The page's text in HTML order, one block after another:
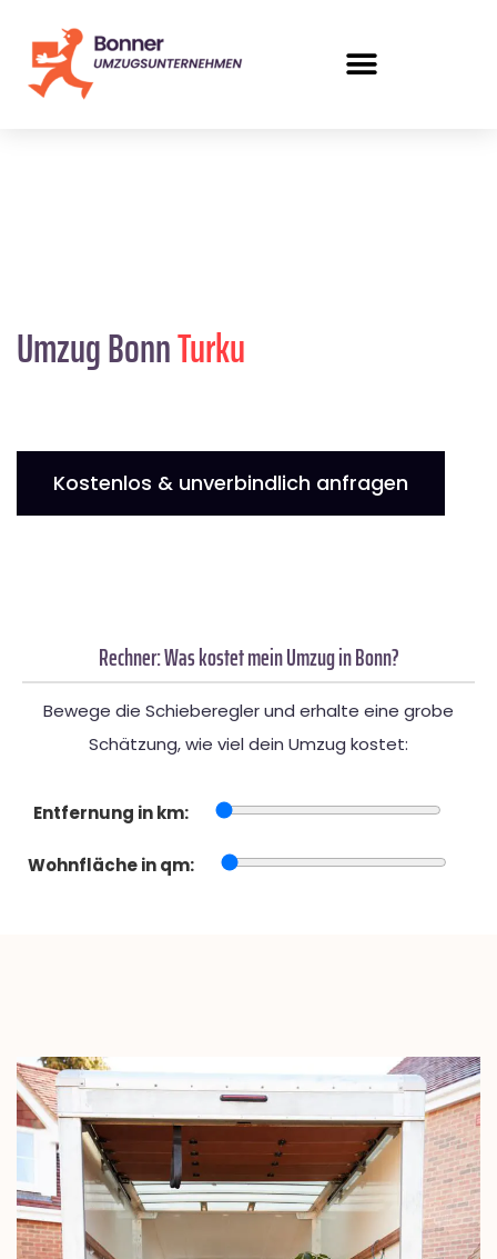
Umzug BonnTurku
Kostenlos & unverbindlich anfragen
Rechner: Was kostet mein Umzug in Bonn?
Bewege die Schieberegler und erhalte eine grobe
Schätzung, wie viel dein Umzug kostet:
Entfernung in km:
Wohnfläche in qm: